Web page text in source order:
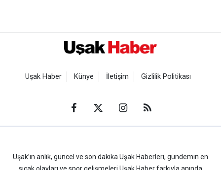
Uşak Haber Künye İletişim Gizlilik Politikası
Uşak’ın anlık, güncel ve son dakika Uşak Haberleri, gündemin en
sıcak olayları ve spor gelişmeleri Uşak Haber farkıyla anında